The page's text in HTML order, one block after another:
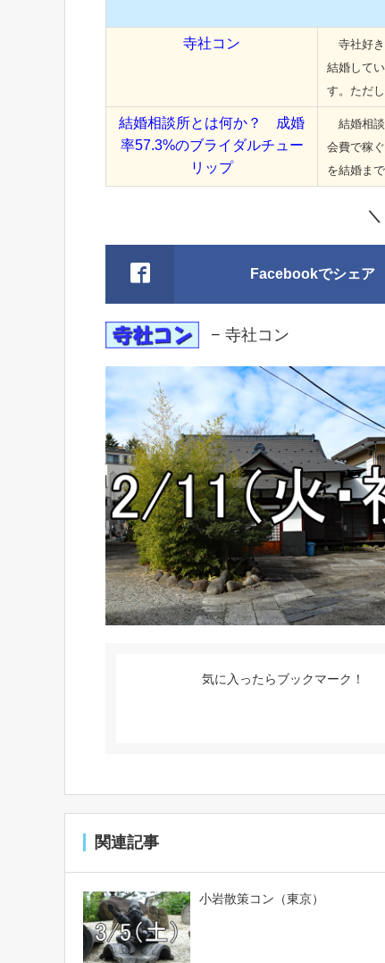
寺社コン
寺社好き
結婚して
す。ただ
結婚相談所とは何か？ 成婚
率57.3%のブライダルチュー
リップ
結婚相談
会費で稼
を結婚ま
Facebookでシェア
− 寺社コン
気に入ったらブックマーク！
関連記事
小岩散策コン（東京）